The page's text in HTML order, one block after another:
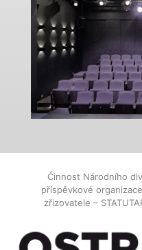
Činnost Národního
příspěvkové
zřizovatele –